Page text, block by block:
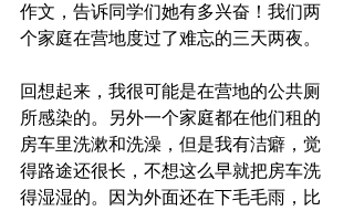
作文，告诉同学们她有多兴奋！我们两
个家庭在营地度过了难忘的三天两夜。
回想起来，我很可能是在营地的公共厕
所感染的。另外一个家庭都在他们租的
房车里洗漱和洗澡，但是我有洁癖，觉
得路途还很长，不想这么早就把房车洗
得湿湿的。因为外面还在下毛毛雨，比